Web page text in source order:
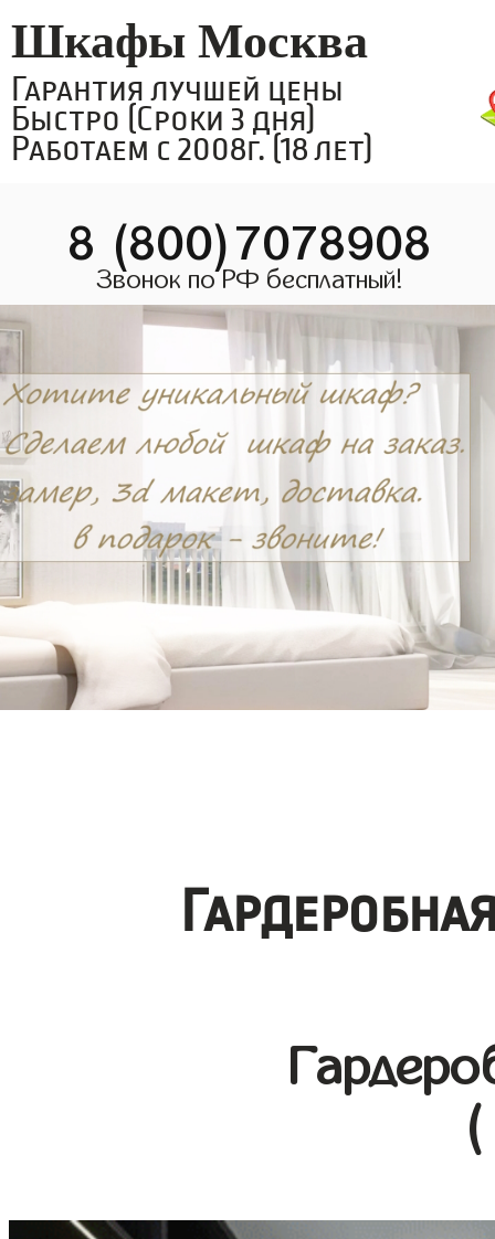
Шкафы Москва
Гарантия лучшей цены
Быстро (Сроки 3 дня)
Работаем с 2008г. (18 лет)
8 (800)7078908
Звонок по РФ бесплатный!